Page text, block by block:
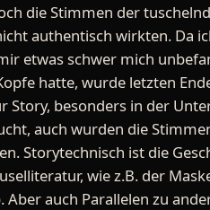
die Stimmen der
authentisch wirkten. Da
etwas schwer mich
hatte, wurde letzten
besonders in der
auch wurden die
Storytechnisch ist die
wie z.B. der
Aber auch Parallelen zu